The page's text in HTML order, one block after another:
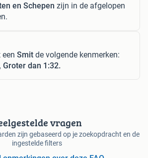
en Schepen zijn in de afgelopen
Smit de volgende kenmerken:
dan 1:32.
vragen
zijn gebaseerd op je zoekopdracht en de
ingestelde filters